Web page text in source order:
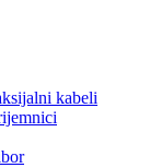
kabeli